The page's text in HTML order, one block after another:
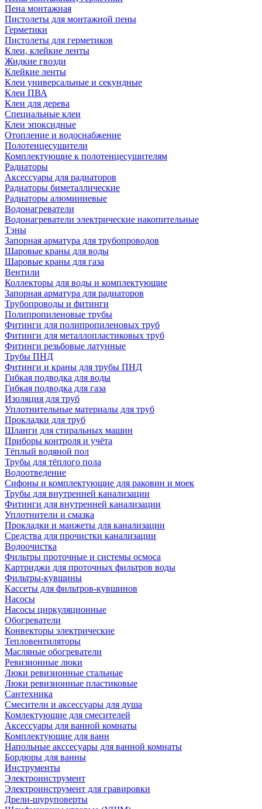
Пена монтажная
Пистолеты для монтажной пены
Герметики
Пистолеты для герметиков
Клеи, клейкие ленты
Жидкие гвозди
Клейкие ленты
Клеи универсальные и секундные
Клеи ПВА
Клеи для дерева
Специальные клеи
Клеи эпоксидные
Отопление и водоснабжение
Полотенцесушители
Комплектующие к полотенцесушителям
Радиаторы
Аксессуары для радиаторов
Радиаторы биметаллические
Радиаторы алюминиевые
Водонагреватели
Водонагреватели электрические накопительные
Тэны
Запорная арматура для трубопроводов
Шаровые краны для воды
Шаровые краны для газа
Вентили
Коллекторы для воды и комплектующие
Запорная арматура для радиаторов
Трубопроводы и фитинги
Полипропиленовые трубы
Фитинги для полипропиленовых труб
Фитинги для металлопластиковых труб
Фитинги резьбовые латунные
Трубы ПНД
Фитинги и краны для трубы ПНД
Гибкая подводка для воды
Гибкая подводка для газа
Изоляция для труб
Уплотнительные материалы для труб
Прокладки для труб
Шланги для стиральных машин
Приборы контроля и учёта
Тёплый водяной пол
Трубы для тёплого пола
Водоотведение
Сифоны и комплектующие для раковин и моек
Трубы для внутренней канализации
Фитинги для внутренней канализации
Уплотнители и смазка
Прокладки и манжеты для канализации
Средства для прочистки канализации
Водоочистка
Фильтры проточные и системы осмоса
Картриджи для проточных фильтров воды
Фильтры-кувшины
Кассеты для фильтров-кувшинов
Насосы
Насосы циркуляционные
Обогреватели
Конвекторы электрические
Тепловентиляторы
Масляные обогреватели
Ревизионные люки
Люки ревизионные стальные
Люки ревизионные пластиковые
Сантехника
Смесители и аксессуары для душа
Комлектующие для смесителей
Аксессуары для ванной комнаты
Комплектующие для ванн
Напольные акссесуары для ванной комнаты
Бордюры для ванны
Инструменты
Электроинструмент
Электроинструмент для гравировки
Дрели-шуруповерты